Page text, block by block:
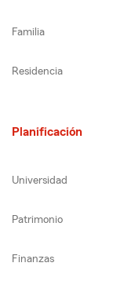
Familia
Residencia
Planificación
Universidad
Patrimonio
Finanzas